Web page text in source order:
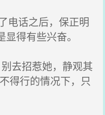
电话之后，保正明
得有些兴奋。
去招惹她，静观其
得行的情况下，只